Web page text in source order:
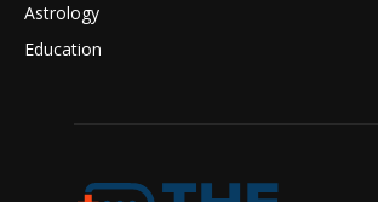
Astrology
Education